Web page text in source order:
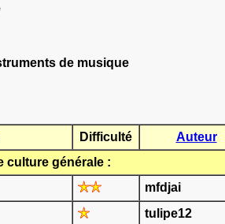
de musique
Difficulté Auteur
culture générale :
mfdjai
tulipe12